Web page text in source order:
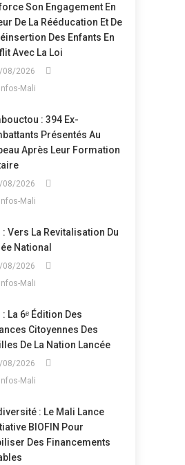
Son Engagement En
De La Rééducation Et De
Des Enfants En
Avec La Loi
08/2026
Mali
: 394 Ex-
Présentés Au
Après Leur Formation
08/2026
Mali
: Vers La Revitalisation Du
National
08/2026
Mali
: La 6ᵉ Édition Des
Citoyennes Des
De La Nation Lancée
08/2026
Mali
: Le Mali Lance
BIOFIN Pour
Des Financements